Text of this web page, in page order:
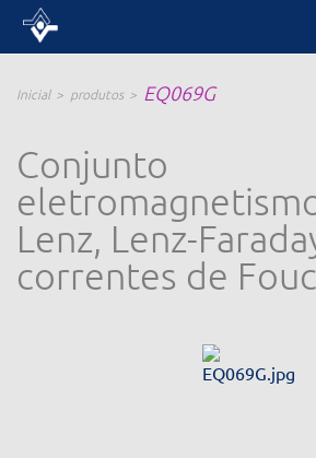
Inicial produtos EQ069G
Conjunto
Lenz, Lenz-
correntes de